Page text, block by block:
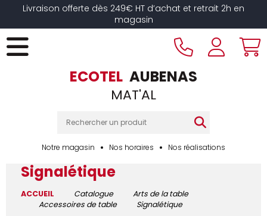
Livraison offerte dès 249€ HT d’achat et retrait 2h en
magasin
ECOTEL AUBENAS
MAT'AL
Notre magasin Nos horaires Nos réalisations
Signalétique
ACCUEIL Catalogue
Arts de la table
Accessoires de table
Signalétique